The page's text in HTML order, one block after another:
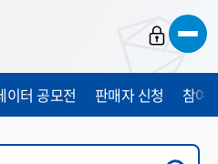
이터 공모전 판매자 신청 참여